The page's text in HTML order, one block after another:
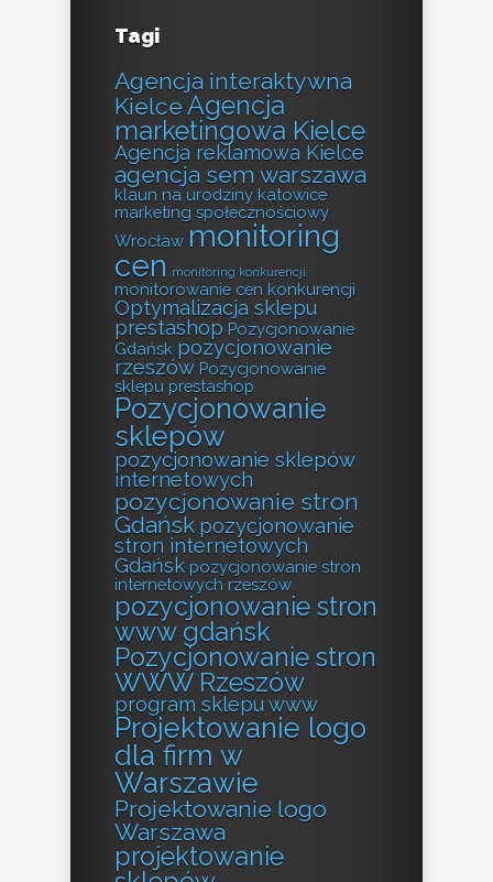
Tagi
Agencja interaktywna
Kielce Agencja
marketingowa Kielce
Agencja reklamowa Kielce
agencja sem warszawa
klaun na urodziny katowice
marketing społecznościowy
Wrocław monitoring
cen monitoring konkurencji
monitorowanie cen konkurencji
Optymalizacja sklepu
prestashop Pozycjonowanie
Gdańsk pozycjonowanie
rzeszów Pozycjonowanie
sklepu prestashop
Pozycjonowanie
sklepów
pozycjonowanie sklepów
internetowych
pozycjonowanie stron
Gdańsk pozycjonowanie
stron internetowych
Gdańsk pozycjonowanie stron
internetowych rzeszów
pozycjonowanie stron
www gdańsk
Pozycjonowanie stron
WWW Rzeszów
program sklepu www
Projektowanie logo
dla firm w
Warszawie
Projektowanie logo
Warszawa
projektowanie